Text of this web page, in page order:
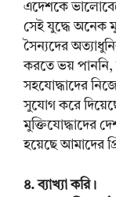
এদেশকে
সেই যুদ্ধে অনেক
সৈন্যদের
করতে ভয় পাননি,
সহযোদ্ধাদের
সুযোগ করে
মুক্তিযোদ্ধাদের
হয়েছে আমাদের
৪. ব্যাখ্যা করি।